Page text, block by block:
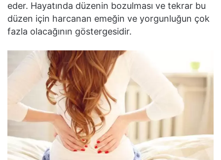
eder. Hayatında düzenin bozulması ve tekrar bu
düzen için harcanan emeğin ve yorgunluğun çok
fazla olacağının göstergesidir.